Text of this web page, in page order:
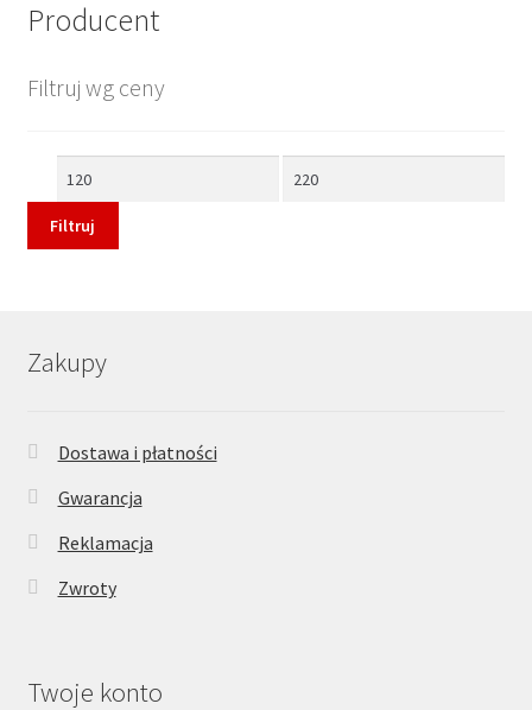
Producent
Filtruj wg ceny
Cena
Cena
Filtruj
Zakupy
Dostawa i płatności
Gwarancja
Reklamacja
Zwroty
Twoje konto